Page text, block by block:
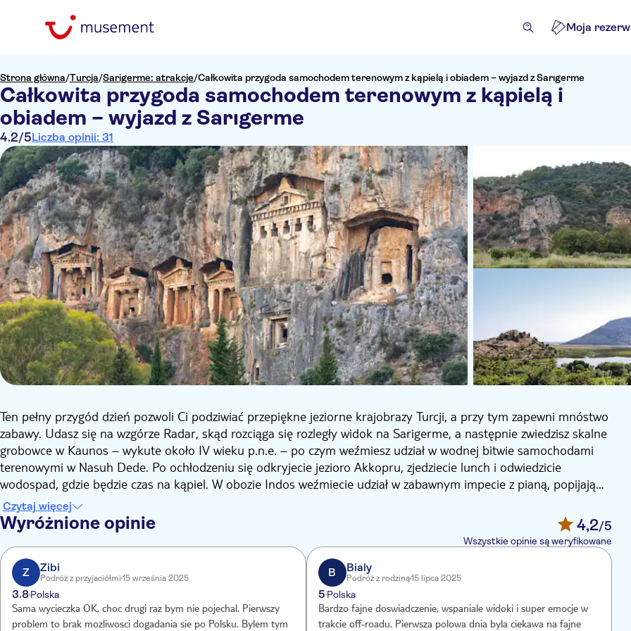
Moja
Strona główna/Turcja/Sarigerme: atrakcje/Całkowita przygoda samochodem terenowym z kąpielą i obiadem – wyjazd z Sarıgerme
Całkowita przygoda samochodem terenowym z kąpielą i
obiadem – wyjazd z Sarıgerme
4.2/5Liczba opinii: 31
Ten pełny przygód dzień pozwoli Ci podziwiać przepiękne jeziorne krajobrazy Turcji, a przy tym zapewni mnóstwo
zabawy. Udasz się na wzgórze Radar, skąd rozciąga się rozległy widok na Sarigerme, a następnie zwiedzisz skalne
grobowce w Kaunos – wykute około IV wieku p.n.e. – po czym weźmiesz udział w wodnej bitwie samochodami
terenowymi w Nasuh Dede. Po ochłodzeniu się odkryjecie jezioro Akkopru, zjedziecie lunch i odwiedzicie
wodospad, gdzie będzie czas na kąpiel. W obozie Indos weźmiecie udział w zabawnym impecie z pianą, popijając
przytulną wiejską herbatę, będziecie mieli postój w starożytnych grobowcach i wrócicie do hotelu szczęśliwie
zmęczeni.
Czytaj więcej
Wyróżnione opinie 4,2/5
Wszystkie opinie są weryfikowane
Z Zibi
Podróż z przyjaciółmi 15 września 2025
3.8Polska
Sama wycieczka OK, choc drugi raz bym nie pojechal. Pierwszy
problem to brak mozliwosci dogadania sie po Polsku. Bylem tym
B Bialy
Podróż z rodziną15 lipca 2025
5Polska
Bardzo fajne doswiadczenie, wspaniale widoki i super emocje w
trakcie off-roadu. Pierwsza polowa dnia byla ciekawa na fajne